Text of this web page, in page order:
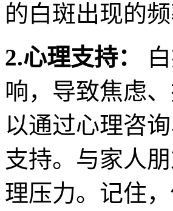
的白斑出现的
2.心理支持：
响，导致焦虑
以通过心理咨
支持。与家人
理压力。记住